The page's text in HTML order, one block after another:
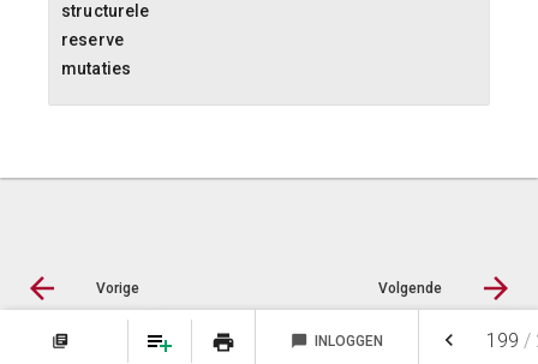
structurele
reserve
mutaties
Vorige Volgende
© LIAS Software| Privacy statement
NOTITIES FAVORIETEN
library_books print chat_bubble INLOGGEN keyboard_arrow_left 199 /